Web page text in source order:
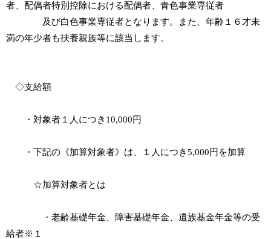
者、配偶者特別控除における配偶者、青色事業専従者
及び白色事業専従者となります。また、年齢１６才未
満の年少者も扶養親族等に該当します。
◇支給額
・対象者１人につき10,000円
・下記の《加算対象者》は、１人につき5,000円を加算
☆加算対象者とは
・老齢基礎年金、障害基礎年金、遺族基金年金等の受
給者※１